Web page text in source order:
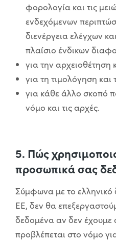
φορολογία και τις
ενδεχόμενων
διενέργεια ελέγχων
πλαίσιο ένδικων
για την αρχειοθέτηση
για τη τιμολόγηση και
για κάθε άλλο σκοπό
νόμο και τις αρχές.
5. Πώς
προσωπικά σας
Σύμφωνα με το ελληνικό
ΕΕ, δεν θα
δεδομένα αν δεν έχουμε
προβλέπεται στο νόμο